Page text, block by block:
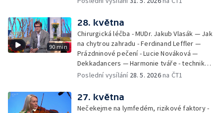
90 min
28. května
Chirurgická léčba - MUDr. Jakub Vlasák — Jak
na chytrou zahradu - Ferdinand Leffler —
Prázdninové pečení - Lucie Nováková —
Dekkadancers — Harmonie tváře - techniky
přírodního omlazení - Martina Kavecká —
Petr Bednařík — Počasí s Michalem Žákem
Poslední vysílání 28. 5. 2026na ČT1
27. května
Nečekejme na lymfedém, rizikové faktory -